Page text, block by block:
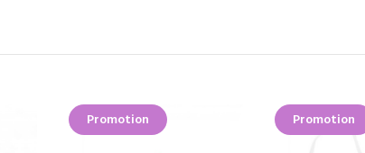
Promotion Promotion